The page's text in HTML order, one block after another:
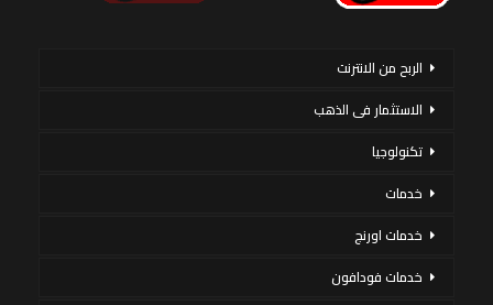
الربح من الانترنت
الاستثمار فى الذهب
تكنولوجيا
خدمات
خدمات اورنج
خدمات فودافون